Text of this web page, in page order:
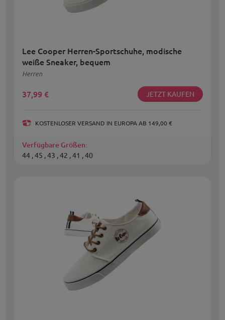
Lee Cooper Herren-Sportschuhe, modische
weiße Sneaker, bequem
Herren
37,99 € JETZT KAUFEN
KOSTENLOSER VERSAND IN EUROPA AB 149,00 €
Verfügbare Größen:
44 , 45 , 43 , 42 , 41 , 40